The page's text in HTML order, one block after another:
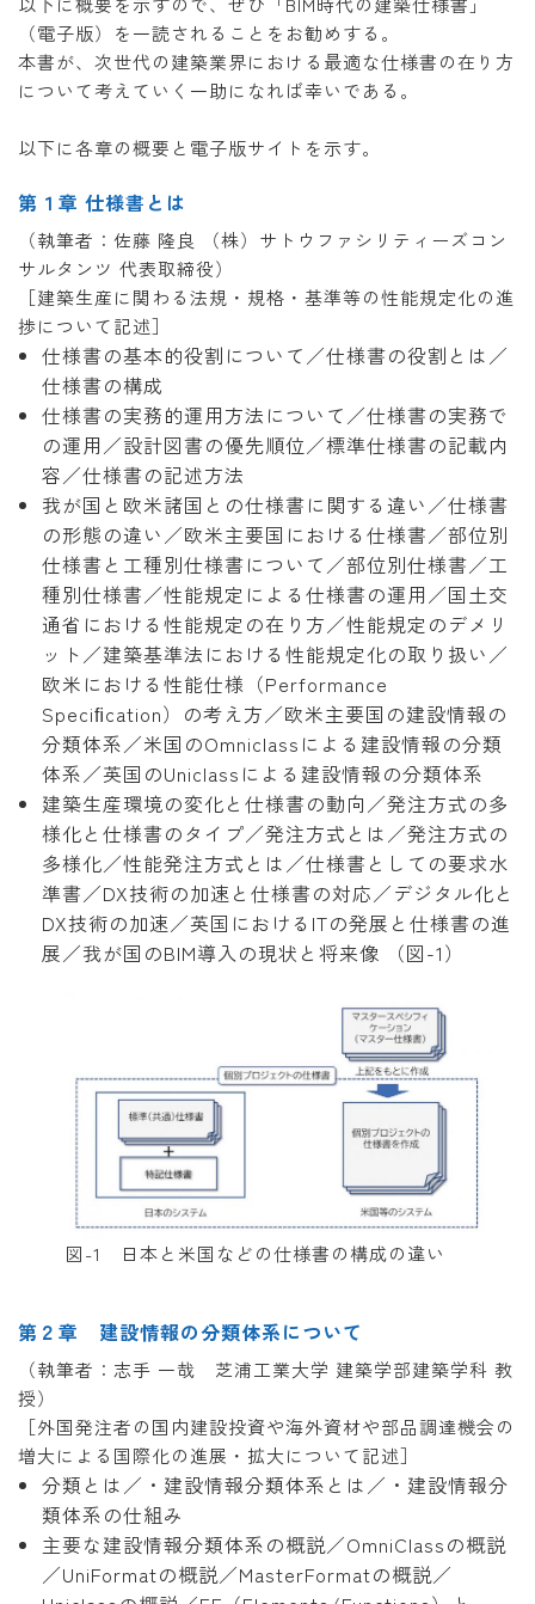
（電子版）を一読されることをお勧めする。
本書が、次世代の建築業界における最適な仕様書の在り方
について考えていく一助になれば幸いである。
以下に各章の概要と電子版サイトを示す。
第１章 仕様書とは
（執筆者：佐藤 隆良 （株）サトウファシリティーズコン
サルタンツ 代表取締役）
［建築生産に関わる法規・規格・基準等の性能規定化の進
捗について記述］
仕様書の基本的役割について／仕様書の役割とは／
仕様書の構成
仕様書の実務的運用方法について／仕様書の実務で
の運用／設計図書の優先順位／標準仕様書の記載内
容／仕様書の記述方法
我が国と欧米諸国との仕様書に関する違い／仕様書
の形態の違い／欧米主要国における仕様書／部位別
仕様書と工種別仕様書について／部位別仕様書／工
種別仕様書／性能規定による仕様書の運用／国土交
通省における性能規定の在り方／性能規定のデメリ
ット／建築基準法における性能規定化の取り扱い／
欧米における性能仕様（Performance
Speciﬁcation）の考え方／欧米主要国の建設情報の
分類体系／米国のOmniclassによる建設情報の分類
体系／英国のUniclassによる建設情報の分類体系
建築生産環境の変化と仕様書の動向／発注方式の多
様化と仕様書のタイプ／発注方式とは／発注方式の
多様化／性能発注方式とは／仕様書としての要求水
準書／DX技術の加速と仕様書の対応／デジタル化と
DX技術の加速／英国におけるITの発展と仕様書の進
展／我が国のBIM導入の現状と将来像 （図-1）
図-1 日本と米国などの仕様書の構成の違い
第２章 建設情報の分類体系について
（執筆者：志手 一哉 芝浦工業大学 建築学部建築学科 教
授）
［外国発注者の国内建設投資や海外資材や部品調達機会の
増大による国際化の進展・拡大について記述］
分類とは／・建設情報分類体系とは／・建設情報分
類体系の仕組み
主要な建設情報分類体系の概説／OmniClassの概説
／UniFormatの概説／MasterFormatの概説／